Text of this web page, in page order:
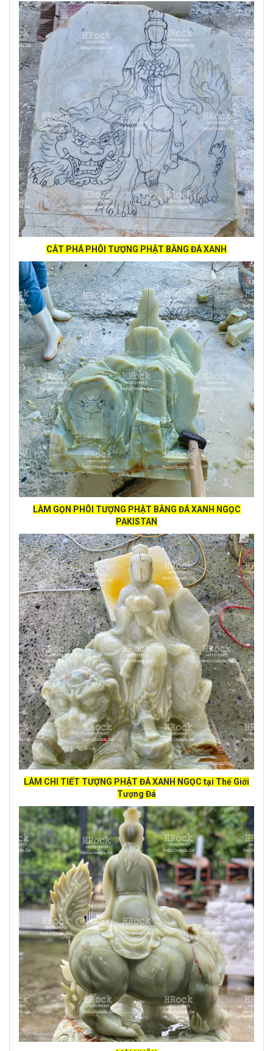
CẮT PHÁ PHÔI TƯỢNG PHẬT BẰNG ĐÁ XANH
LÀM GỌN PHÔI TƯỢNG PHẬT BẰNG ĐÁ XANH NGỌC
PAKISTAN
LÀM CHI TIẾT TƯỢNG PHẬT ĐÁ XANH NGỌC tại Thế Giới
Tượng Đá